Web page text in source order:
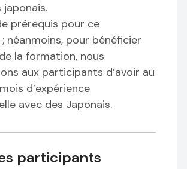
prérequis pour ce
néanmoins, pour bénéficier
la formation, nous
aux participants d’avoir au
d’expérience
avec des Japonais.
participants